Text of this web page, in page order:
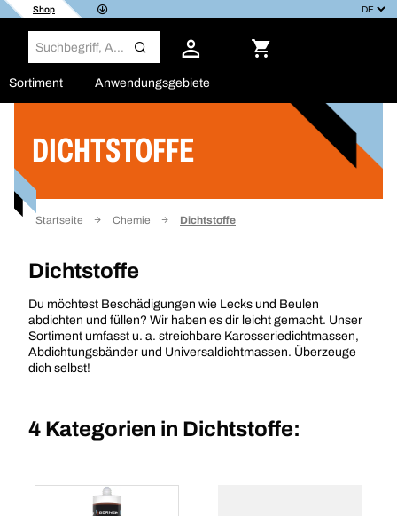
Shop
Sortiment Anwendungsgebiete
DICHTSTOFFE
Startseite Chemie Dichtstoffe
Dichtstoffe
Du möchtest Beschädigungen wie Lecks und Beulen
abdichten und füllen? Wir haben es dir leicht gemacht. Unser
Sortiment umfasst u. a. streichbare Karosseriedichtmassen,
Abdichtungsbänder und Universaldichtmassen. Überzeuge
dich selbst!
4 Kategorien in Dichtstoffe:
Filter